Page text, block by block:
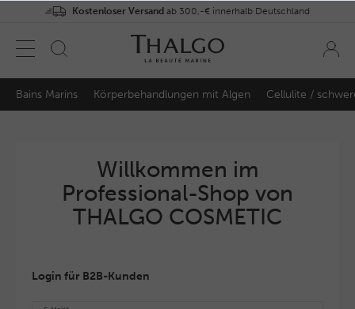
Kostenloser Versand ab 300,-€ innerhalb Deutschland
Bains Marins Körperbehandlungen mit Algen Cellulite /
Willkommen im
Professional-Shop von
THALGO COSMETIC
Login für B2B-Kunden